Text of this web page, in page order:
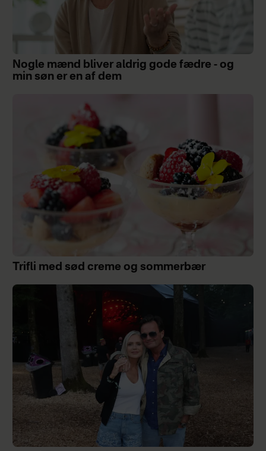
Nogle mænd bliver aldrig gode fædre - og
min søn er en af dem
Trifli med sød creme og sommerbær